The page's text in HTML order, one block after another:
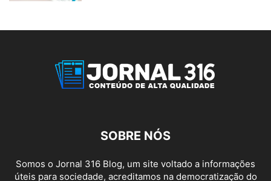
SOBRE NÓS
Somos o Jornal 316 Blog, um site voltado a informações
úteis para sociedade, acreditamos na democratização do